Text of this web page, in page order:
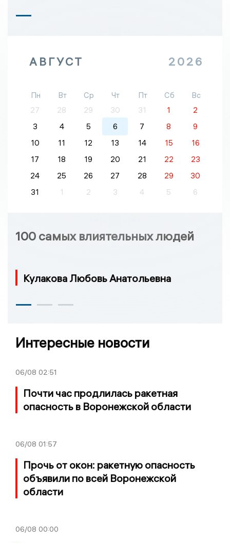
АВГУСТ 2026
Пн Вт Ср Чт Пт Сб
Вс
27
28 29 30 31 1
2
3
4 5 6 7 8
9
10
11 12 13 14 15
16
17
18 19 20 21 22
23
24
25 26 27 28 29
30
31
1 2 3 4 5 6
100 самых влиятельных людей
Кулакова Любовь Анатольевна
Интересные новости
06/08 02:51
Почти час продлилась ракетная
опасность в Воронежской области
06/08 01:57
Прочь от окон: ракетную опасность
объявили по всей Воронежской
области
06/08 00:00